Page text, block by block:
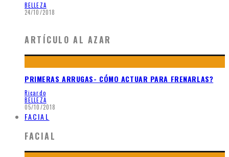
BELLEZA
24/10/2018
ARTÍCULO AL AZAR
PRIMERAS ARRUGAS- CÓMO ACTUAR PARA FRENARLAS?
Ricardo
BELLEZA
05/10/2018
FACIAL
FACIAL